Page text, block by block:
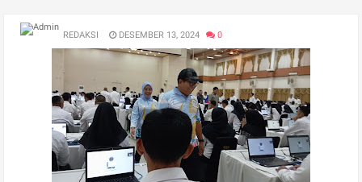
REDAKSI DESEMBER 13, 2024 0